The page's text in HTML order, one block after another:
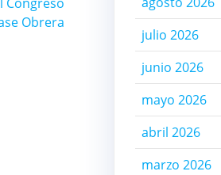
Obrera
julio 2026
junio 2026
mayo 2026
abril 2026
marzo 2026